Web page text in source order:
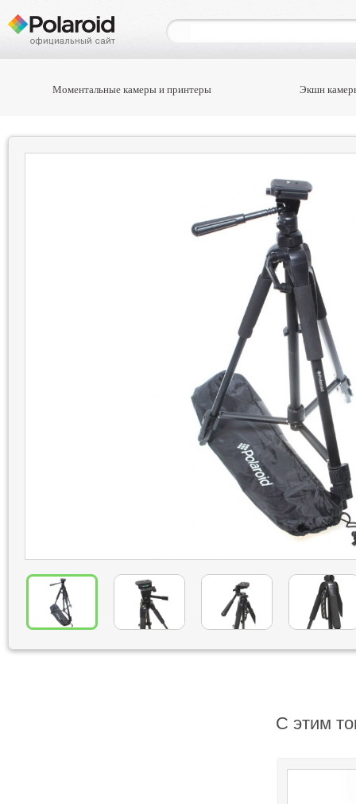
Моментальные камеры и принтеры Экшн
С этим